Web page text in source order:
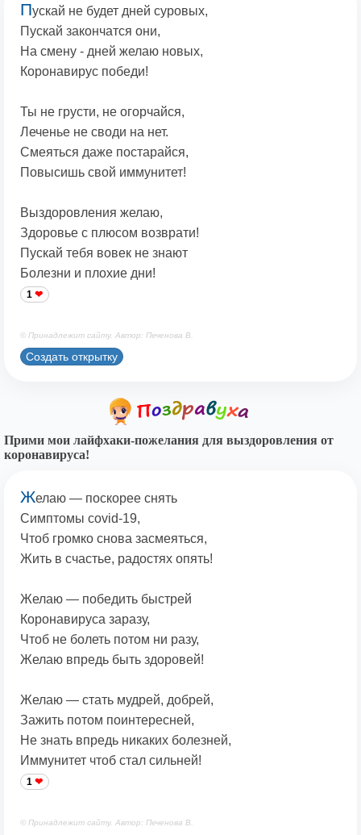
Пускай не будет дней суровых,
Пускай закончатся они,
На смену - дней желаю новых,
Коронавирус победи!
Ты не грусти, не огорчайся,
Леченье не своди на нет.
Смеяться даже постарайся,
Повысишь свой иммунитет!
Выздоровления желаю,
Здоровье с плюсом возврати!
Пускай тебя вовек не знают
Болезни и плохие дни!
1
© Принадлежит сайту. Автор: Печенова В.
Создать открытку
Прими мои лайфхаки-пожелания для выздоровления от
коронавируса!
Желаю — поскорее снять
Симптомы covid-19,
Чтоб громко снова засмеяться,
Жить в счастье, радостях опять!
Желаю — победить быстрей
Коронавируса заразу,
Чтоб не болеть потом ни разу,
Желаю впредь быть здоровей!
Желаю — стать мудрей, добрей,
Зажить потом поинтересней,
Не знать впредь никаких болезней,
Иммунитет чтоб стал сильней!
1
© Принадлежит сайту. Автор: Печенова В.